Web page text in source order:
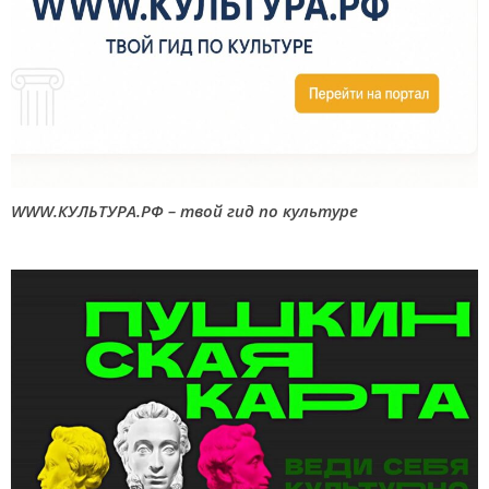
WWW.КУЛЬТУРА.РФ – твой гид по культуре